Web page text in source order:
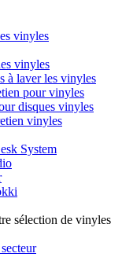
vinyles
vinyles
à laver les vinyles
pour vinyles
disques vinyles
vinyles
System
sélection de vinyles